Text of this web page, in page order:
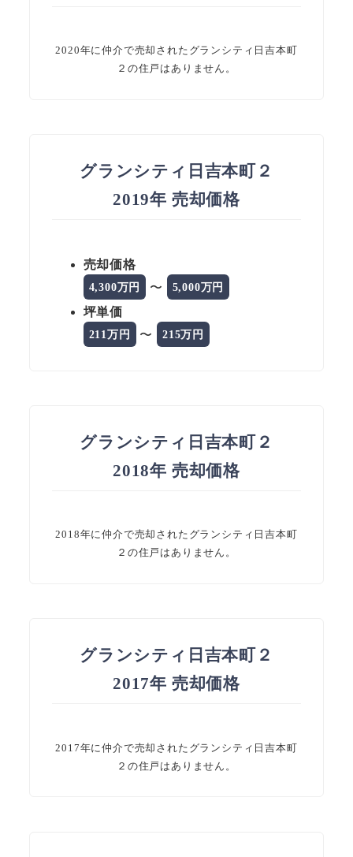
2020年に仲介で売却されたグランシティ日吉本町
２の住戸はありません。
グランシティ日吉本町２
2019年 売却価格
売却価格
4,300万円 〜 5,000万円
坪単価
211万円 〜 215万円
グランシティ日吉本町２
2018年 売却価格
2018年に仲介で売却されたグランシティ日吉本町
２の住戸はありません。
グランシティ日吉本町２
2017年 売却価格
2017年に仲介で売却されたグランシティ日吉本町
２の住戸はありません。